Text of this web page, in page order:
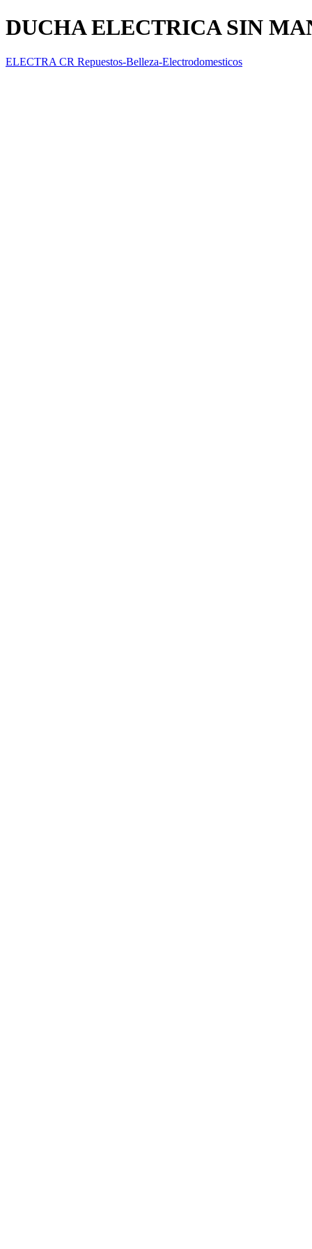
DUCHA ELECTRICA SIN
ELECTRA CR Repuestos-Belleza-Electrodomesticos